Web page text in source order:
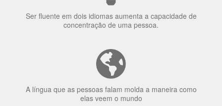
concentração de uma pessoa.